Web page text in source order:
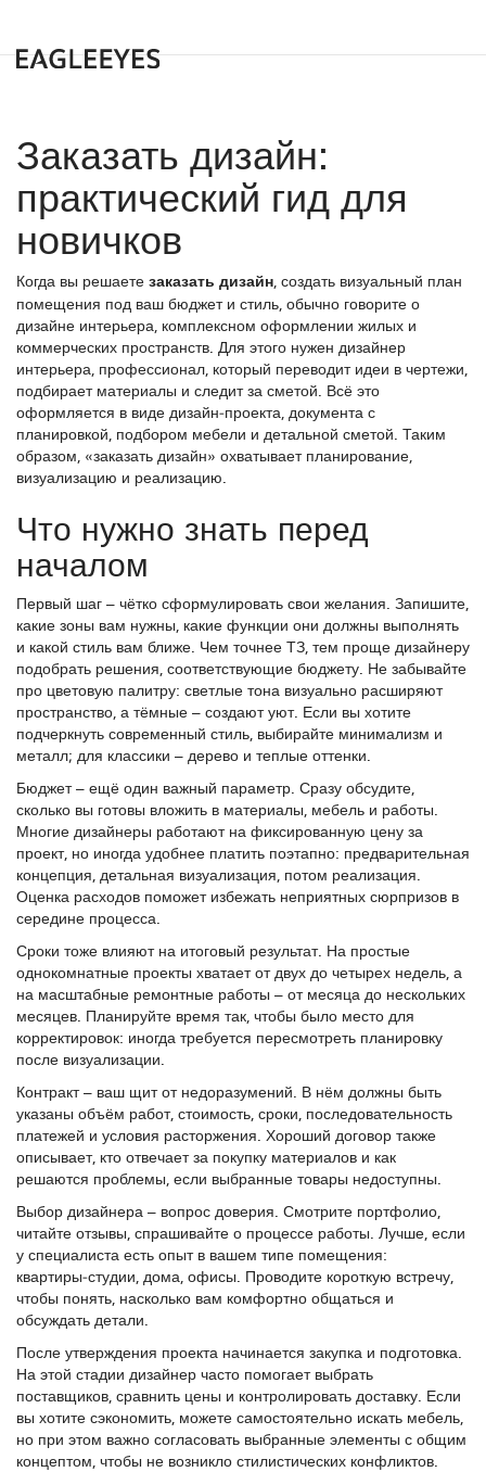
Заказать дизайн:
практический гид для
новичков
Когда вы решаете заказать дизайн, создать визуальный план
помещения под ваш бюджет и стиль, обычно говорите о
дизайне интерьера, комплексном оформлении жилых и
коммерческих пространств. Для этого нужен дизайнер
интерьера, профессионал, который переводит идеи в чертежи,
подбирает материалы и следит за сметой. Всё это
оформляется в виде дизайн‑проекта, документа с
планировкой, подбором мебели и детальной сметой. Таким
образом, «заказать дизайн» охватывает планирование,
визуализацию и реализацию.
Что нужно знать перед
началом
Первый шаг – чётко сформулировать свои желания. Запишите,
какие зоны вам нужны, какие функции они должны выполнять
и какой стиль вам ближе. Чем точнее ТЗ, тем проще дизайнеру
подобрать решения, соответствующие бюджету. Не забывайте
про цветовую палитру: светлые тона визуально расширяют
пространство, а тёмные – создают уют. Если вы хотите
подчеркнуть современный стиль, выбирайте минимализм и
металл; для классики – дерево и теплые оттенки.
Бюджет – ещё один важный параметр. Сразу обсудите,
сколько вы готовы вложить в материалы, мебель и работы.
Многие дизайнеры работают на фиксированную цену за
проект, но иногда удобнее платить поэтапно: предварительная
концепция, детальная визуализация, потом реализация.
Оценка расходов поможет избежать неприятных сюрпризов в
середине процесса.
Сроки тоже влияют на итоговый результат. На простые
однокомнатные проекты хватает от двух до четырех недель, а
на масштабные ремонтные работы – от месяца до нескольких
месяцев. Планируйте время так, чтобы было место для
корректировок: иногда требуется пересмотреть планировку
после визуализации.
Контракт – ваш щит от недоразумений. В нём должны быть
указаны объём работ, стоимость, сроки, последовательность
платежей и условия расторжения. Хороший договор также
описывает, кто отвечает за покупку материалов и как
решаются проблемы, если выбранные товары недоступны.
Выбор дизайнера – вопрос доверия. Смотрите портфолио,
читайте отзывы, спрашивайте о процессе работы. Лучше, если
у специалиста есть опыт в вашем типе помещения:
квартиры‑студии, дома, офисы. Проводите короткую встречу,
чтобы понять, насколько вам комфортно общаться и
обсуждать детали.
После утверждения проекта начинается закупка и подготовка.
На этой стадии дизайнер часто помогает выбрать
поставщиков, сравнить цены и контролировать доставку. Если
вы хотите сэкономить, можете самостоятельно искать мебель,
но при этом важно согласовать выбранные элементы с общим
концептом, чтобы не возникло стилистических конфликтов.